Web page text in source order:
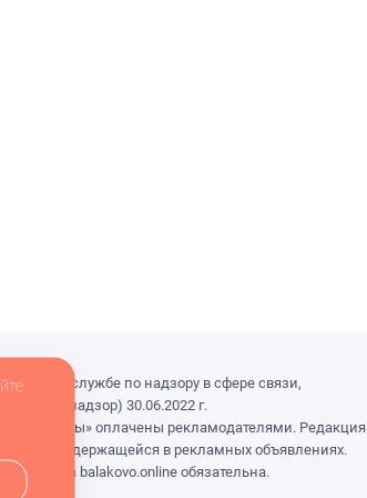
службе по надзору в сфере связи,
30.06.2022 г.
«Выборы» оплачены рекламодателями. Редакция
содержащейся в рекламных объявлениях.
на balakovo.online обязательна.